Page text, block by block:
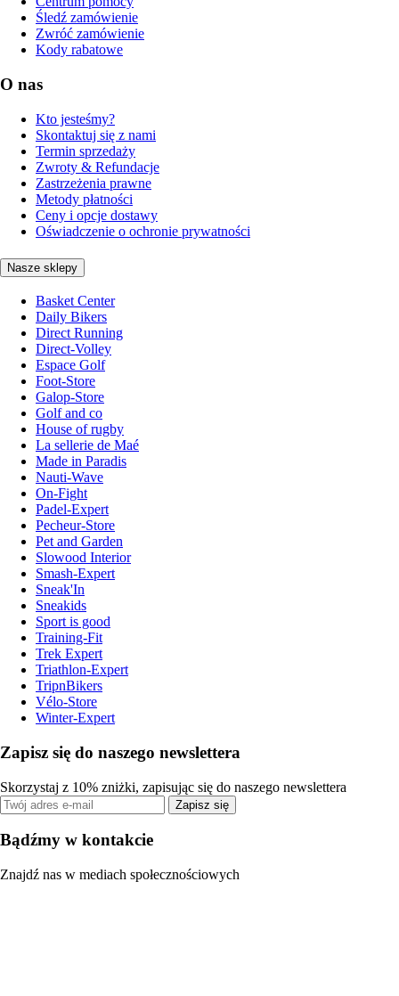
Śledź zamówienie
Zwróć zamówienie
Kody rabatowe
O nas
Kto jesteśmy?
Skontaktuj się z nami
Termin sprzedaży
Zwroty & Refundacje
Zastrzeżenia prawne
Metody płatności
Ceny i opcje dostawy
Oświadczenie o ochronie prywatności
Nasze sklepy
Basket Center
Daily Bikers
Direct Running
Direct-Volley
Espace Golf
Foot-Store
Galop-Store
Golf and co
House of rugby
La sellerie de Maé
Made in Paradis
Nauti-Wave
On-Fight
Padel-Expert
Pecheur-Store
Pet and Garden
Slowood Interior
Smash-Expert
Sneak'In
Sneakids
Sport is good
Training-Fit
Trek Expert
Triathlon-Expert
TripnBikers
Vélo-Store
Winter-Expert
Zapisz się do naszego newslettera
Skorzystaj z 10% zniżki, zapisując się do naszego newslettera
Zapisz się
Bądźmy w kontakcie
Znajdź nas w mediach społecznościowych